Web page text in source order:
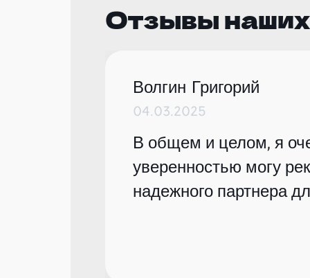
Отзывы
Волгин Григорий
04.03.2025
В общем и целом, я
уверенностью могу
надежного партнера